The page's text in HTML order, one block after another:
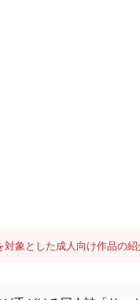
象とした成人向け作品の